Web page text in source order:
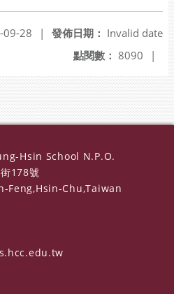
發佈日期： Invalid date
09-28
|
點閱數： 8090 |
Hsin School N.P.O.
178號
Feng,Hsin-Chu,Taiwan